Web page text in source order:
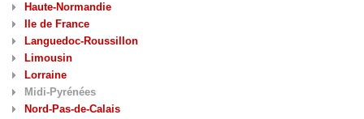
Haute-Normandie
Ile de France
Languedoc-Roussillon
Limousin
Lorraine
Midi-Pyrénées
Nord-Pas-de-Calais